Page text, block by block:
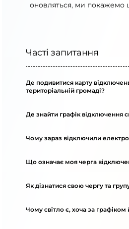
оновляться, ми покажемо
Часті запитання
Де подивитися карту
територіальній громаді?
Де знайти графік відключення
Чому зараз відключили
Що означає моя черга
Як дізнатися свою чергу та
Чому світло є, хоча за